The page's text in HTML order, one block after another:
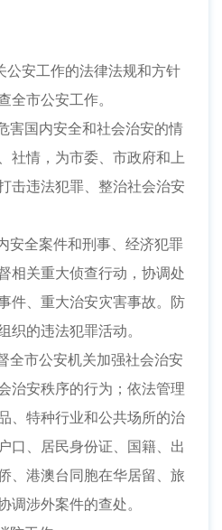
安工作的法律法规和方针
全市公安工作。
国内安全和社会治安的情
社情，为市委、市政府和上
击违法犯罪、整治社会治安
全案件和刑事、经济犯罪
相关重大侦查行动，协调处
件、重大治安灾害事故。防
织的违法犯罪活动。
市公安机关加强社会治安
治安秩序的行为；依法管理
、特种行业和公共场所的治
口、居民身份证、国籍、出
、港澳台同胞在华居留、旅
调涉外案件的查处。